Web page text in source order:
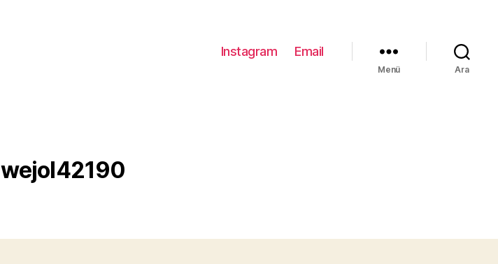
Instagram Email
Menü Ara
wejol42190